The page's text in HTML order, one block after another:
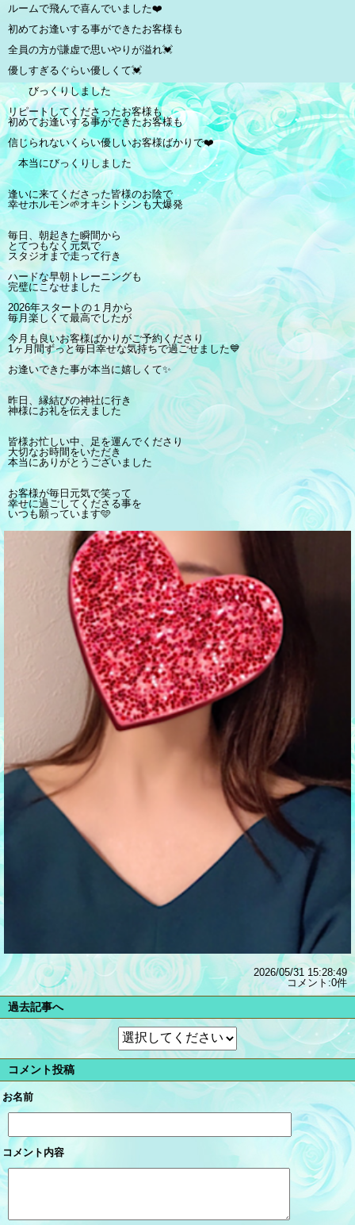
ルームで飛んで喜んでいました❤️
初めてお逢いする事ができたお客様も
全員の方が謙虚で思いやりが溢れ💓
優しすぎるぐらい優しくて💓
びっくりしました
リピートしてくださったお客様も
初めてお逢いする事ができたお客様も
信じられないくらい優しいお客様ばかりで❤️
本当にびっくりしました
逢いに来てくださった皆様のお陰で
幸せホルモン🌱オキシトシンも大爆発
毎日、朝起きた瞬間から
とてつもなく元気で
スタジオまで走って行き
ハードな早朝トレーニングも
完璧にこなせました
2026年スタートの１月から
毎月楽しくて最高でしたが
今月も良いお客様ばかりがご予約くださり
1ヶ月間ずっと毎日幸せな気持ちで過ごせました💙
お逢いできた事が本当に嬉しくて✨
昨日、縁結びの神社に行き
神様にお礼を伝えました
皆様お忙しい中、足を運んでくださり
大切なお時間をいただき
本当にありがとうございました
お客様が毎日元気で笑って
幸せに過ごしてくださる事を
いつも願っています🩵
2026/05/31 15:28:49
コメント:0件
過去記事へ
コメント投稿
お名前
コメント内容